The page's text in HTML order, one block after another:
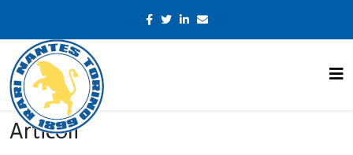
Articoli